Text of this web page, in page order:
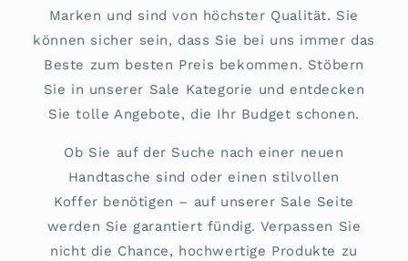
Marken und sind von höchster Qualität. Sie
können sicher sein, dass Sie bei uns immer das
Beste zum besten Preis bekommen. Stöbern
Sie in unserer Sale Kategorie und entdecken
Sie tolle Angebote, die Ihr Budget schonen.
Ob Sie auf der Suche nach einer neuen
Handtasche sind oder einen stilvollen
Koffer benötigen – auf unserer Sale Seite
werden Sie garantiert fündig. Verpassen Sie
nicht die Chance, hochwertige Produkte zu